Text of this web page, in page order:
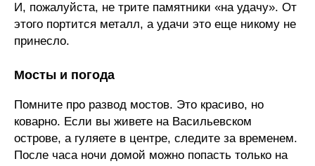
И, пожалуйста, не трите памятники «на удачу». От
этого портится металл, а удачи это еще никому не
принесло.
Мосты и погода
Помните про развод мостов. Это красиво, но
коварно. Если вы живете на Васильевском
острове, а гуляете в центре, следите за временем.
После часа ночи домой можно попасть только на